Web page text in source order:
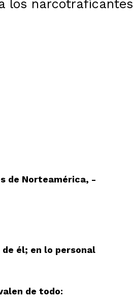
los
de Norteamérica, -
él; en lo personal
de todo: